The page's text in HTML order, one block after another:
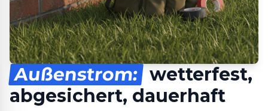
Außenstrom: wetterfest,
abgesichert, dauerhaft